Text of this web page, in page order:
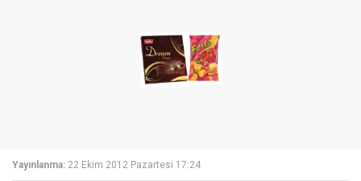
Yayınlanma: 22 Ekim 2012 Pazartesi 17:24